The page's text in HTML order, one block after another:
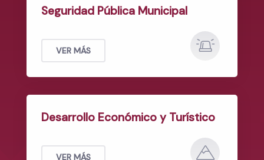
Seguridad Pública Municipal
VER MÁS
Desarrollo Económico y Turístico
VER MÁS